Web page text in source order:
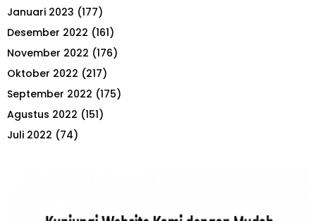
Januari 2023 (177)
Desember 2022 (161)
November 2022 (176)
Oktober 2022 (217)
September 2022 (175)
Agustus 2022 (151)
Juli 2022 (74)